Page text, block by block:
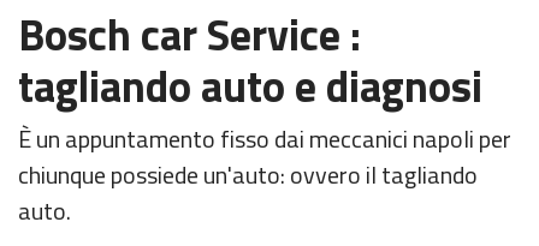
Bosch car Service :
tagliando auto e diagnosi
È un appuntamento fisso dai meccanici napoli per
chiunque possiede un'auto: ovvero il tagliando
auto.